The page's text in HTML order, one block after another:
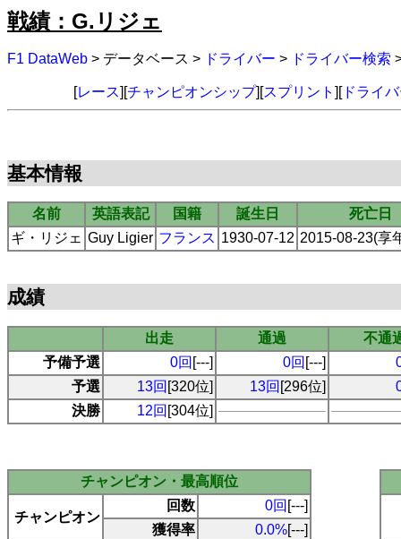
戦績：G.リジェ
F1 DataWeb > データベース > ドライバー > ドライバー検索
[レース][チャンピオンシップ][スプリント ][ドライ
基本情報
名前 英語表記 国籍 誕生日
死亡日
ギ・リジェ Guy Ligier フランス 1930-07-12 2015-08-23(享
成績
出走 通過
不通
予備予選
0回 [---] 0回 [---]
予選
13回 [320位] 13回 [296位]
決勝
12回 [304位]
チャンピオン・最高順位
チャンピオン
回数 0回 [---]
獲得率
0.0%[---]